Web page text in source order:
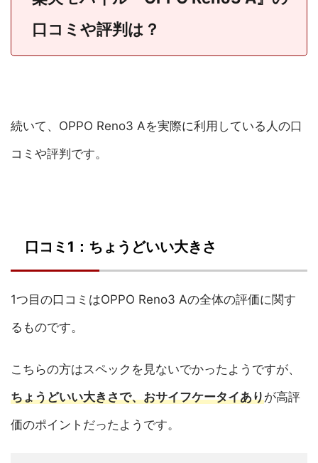
口コミや評判は？
続いて、OPPO Reno3 Aを実際に利用している人の口
コミや評判です。
口コミ1：ちょうどいい大きさ
1つ目の口コミはOPPO Reno3 Aの全体の評価に関す
るものです。
こちらの方はスペックを見ないでかったようですが、
ちょうどいい大きさで、おサイフケータイありが高評
価のポイントだったようです。